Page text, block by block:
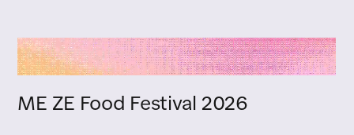
ME ZE Food Festival 2026